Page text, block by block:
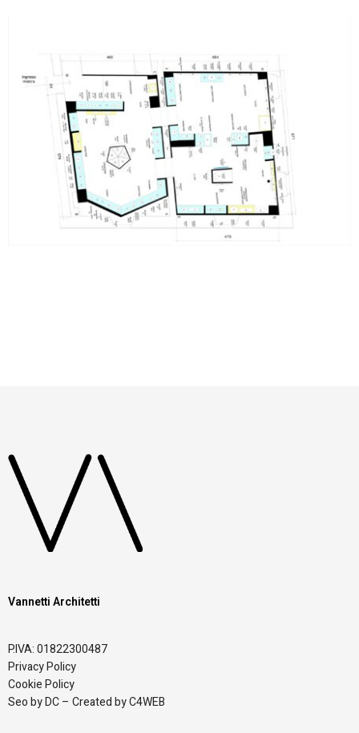
Vannetti Architetti
P.IVA: 01822300487
Privacy Policy
Cookie Policy
Seo by DC – Created by C4WEB